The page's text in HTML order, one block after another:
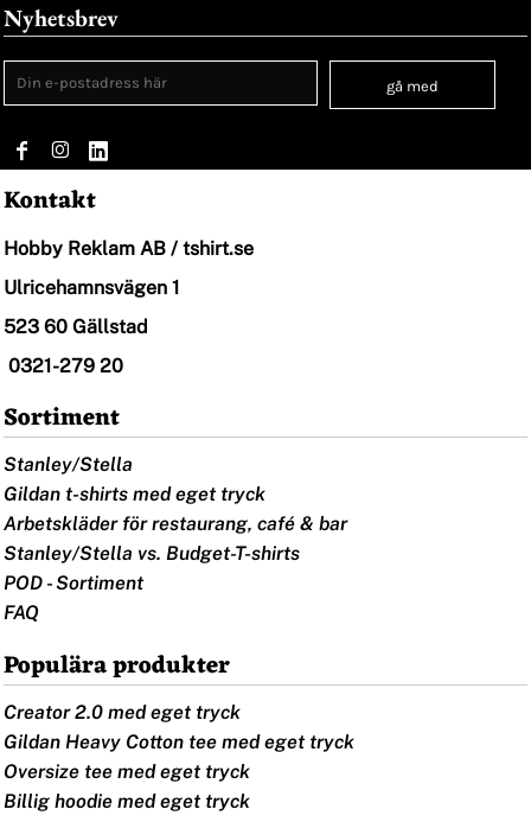
Nyhetsbrev
gå med
Kontakt
Hobby Reklam AB / tshirt.se
Ulricehamnsvägen 1
523 60 Gällstad
0321-279 20
Sortiment
Stanley/Stella
Gildan t-shirts med eget tryck
Arbetskläder för restaurang, café & bar
Stanley/Stella vs. Budget-T-shirts
POD - Sortiment
FAQ
Populära produkter
Creator 2.0 med eget tryck
Gildan Heavy Cotton tee med eget tryck
Oversize tee med eget tryck
Billig hoodie med eget tryck